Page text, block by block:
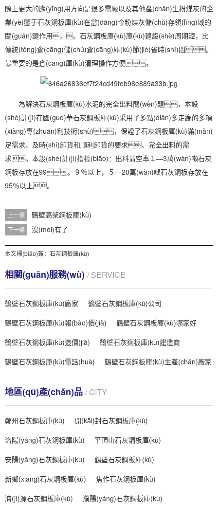
際上更大的應(yīng)用方向是很多電廠以及其他產(chǎn)生粉煤灰的企
業(yè)鑒于石灰鋼板庫(kù)在當(dāng)今粉煤灰儲(chǔ)存領(lǐng)域的
關(guān)鍵作用，。石灰鋼板庫(kù)庫(kù)建設(shè)周期短，比
傳統(tǒng)倉(cāng)儲(chǔ)倉(cāng)庫(kù)節(jié)省時(shí)間。
最重要的是倉(cāng)庫(kù)清理操作方便。
為解決石灰鋼板庫(kù)水泥的完全出料問(wèn)題，本設
(shè)計(jì)在國(guó)華石灰鋼板庫(kù)采用了多點(diǎn)多走廊的多項
(xiàng)專(zhuān)利技術(shù)，保證了石灰鋼板庫(kù)滿(mǎn)
足需求、及時(shí)卸貨和順利卸貨的要求、完全出料的需
求。本設(shè)計(jì)指標(biāo)：出料清空率１—3萬(wàn)噸石灰
鋼板存放在99。９％以上，５—20萬(wàn)噸石灰鋼板存放在
95％以上。
上一條 鶴壁高架鋼板庫(kù)
下一條 沒(méi)有了
本文標(biāo)簽： 石灰鋼板庫(kù)
相關(guān)服務(wù) / SERVICE
鶴壁石灰鋼板庫(kù)廠家
鶴壁石灰鋼板庫(kù)公司
鶴壁石灰鋼板庫(kù)報(bào)價(jià)
鶴壁石灰鋼板庫(kù)哪家好
鶴壁石灰鋼板庫(kù)造價(jià)
鶴壁石灰鋼板庫(kù)建造商
鶴壁石灰鋼板庫(kù)電話(huà)
鶴壁石灰鋼板庫(kù)生產(chǎn)廠家
地區(qū)產(chǎn)品 / CITY
鄭州石灰鋼板庫(kù)
開(kāi)封石灰鋼板庫(kù)
洛陽(yáng)石灰鋼板庫(kù)
平頂山石灰鋼板庫(kù)
安陽(yáng)石灰鋼板庫(kù)
鶴壁石灰鋼板庫(kù)
新鄉(xiāng)石灰鋼板庫(kù)
焦作石灰鋼板庫(kù)
濟(jì)源石灰鋼板庫(kù)
濮陽(yáng)石灰鋼板庫(kù)